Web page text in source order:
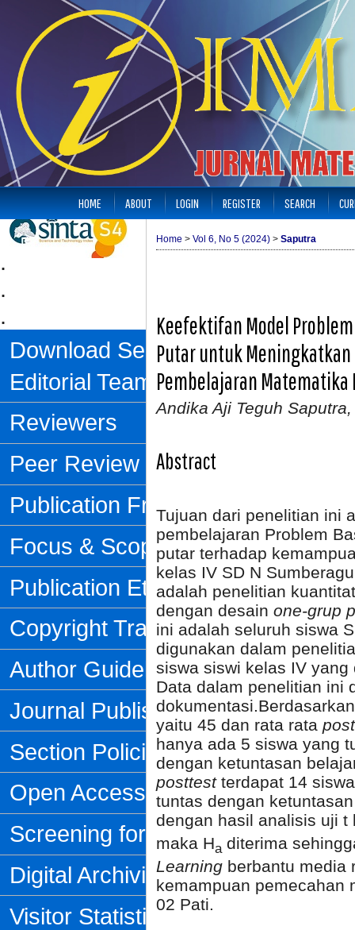
.
.
.
Download Sertifikat
Editorial Team
Reviewers
Peer Review Process
Publication Frequency
Focus & Scope
Publication Ethics
Copyright Transfer Form
Author Guidelines
Journal Publishing Fee
Section Policies
Open Access Policy
Screening for Plagiarism
Digital Archiving
Visitor Statistics
HOME ABOUT LOGIN REGISTER SEARCH
Home > Vol 6, No 5 (2024) > Saputra
Keefektifan Model
Putar untuk Meningkatkan
Pembelajaran Matematika
Andika Aji Teguh
Abstract
Tujuan dari penelitian ini
pembelajaran Problem
putar terhadap
kelas IV SD N
adalah penelitian
dengan desain one-grup
ini adalah seluruh siswa
digunakan dalam
siswa siswi kelas IV
Data dalam penelitian ini
yaitu 45 dan rata rata
hanya ada 5 siswa yang
dengan ketuntasan
posttest terdapat 14
tuntas dengan
dengan hasil analisis uji t
maka Ha diterima
Learning berbantu media
kemampuan pemecahan
02 Pati.